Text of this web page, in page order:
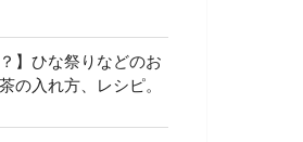
？】ひな祭りなどのお
の入れ方、レシピ。